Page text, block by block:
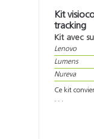
Kit
tracking
Kit avec
Lenovo
Lumens
Nureva
Ce kit
. . .